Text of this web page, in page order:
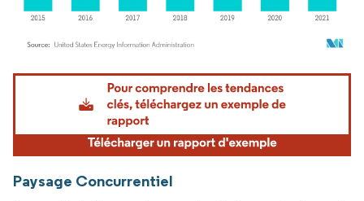
Image © Mordor Intelligence. La réutilisation nécessite une attribution sous CC BY
Paysage Concurrentiel